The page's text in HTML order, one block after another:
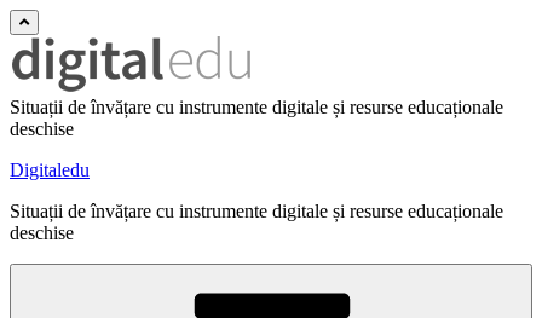
Situații de învățare cu instrumente digitale și resurse educaționale
deschise
Digitaledu
Situații de învățare cu instrumente digitale și resurse educaționale
deschise